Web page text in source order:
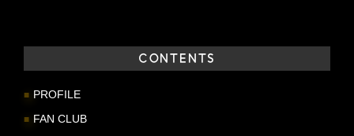
CONTENTS
PROFILE
FAN CLUB